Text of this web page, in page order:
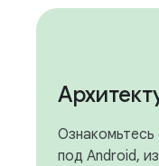
Ознакомьтесь
под Android,